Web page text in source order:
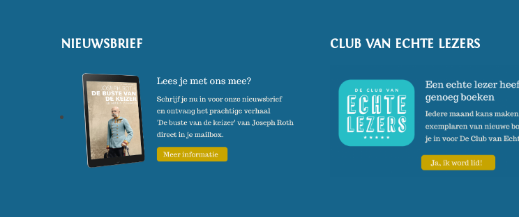
NIEUWSBRIEF CLUB VAN ECHTE LEZERS